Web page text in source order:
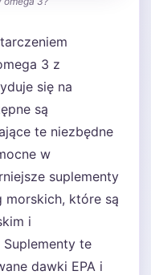
3 z
się na
są
te niezbędne
w
suplementy
które są
i
te
dawki EPA i